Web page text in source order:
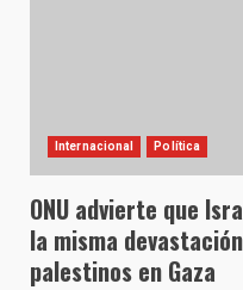
Internacional Política
ONU advierte que
la misma
palestinos en Gaza